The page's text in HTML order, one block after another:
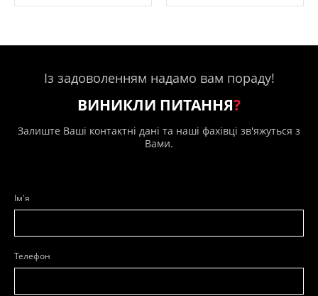
Із задоволенням надамо вам пораду!
ВИНИКЛИ ПИТАННЯ?
Залиште Ваші контактні дані та наші фахівці зв'яжуться з
Вами.
Ім'я
Телефон